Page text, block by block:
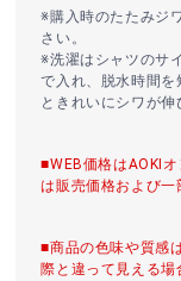
※購入時のたたみジ
さい。
※洗濯はシャツのサ
で入れ、脱水時間を
ときれいにシワが伸
■WEB価格はAOKI
は販売価格および一
■商品の色味や質感
際と違って見える